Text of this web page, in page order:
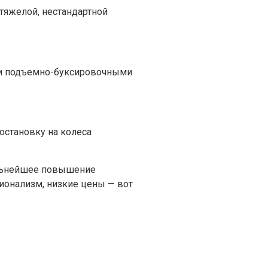
нестандартной
буксировочными
на колеса
повышение
низкие цены — вот